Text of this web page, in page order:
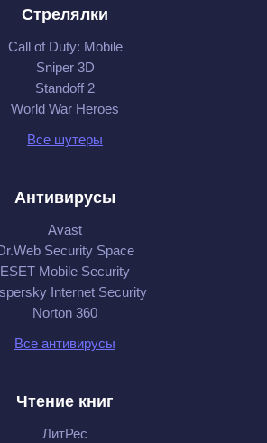
Стрелялки
Call of Duty: Mobile
Sniper 3D
Standoff 2
World War Heroes
Все шутеры
Антивирусы
Avast
Security Space
ESET Mobile Security
Internet Security
Norton 360
Все антивирусы
Чтение книг
ЛитРес